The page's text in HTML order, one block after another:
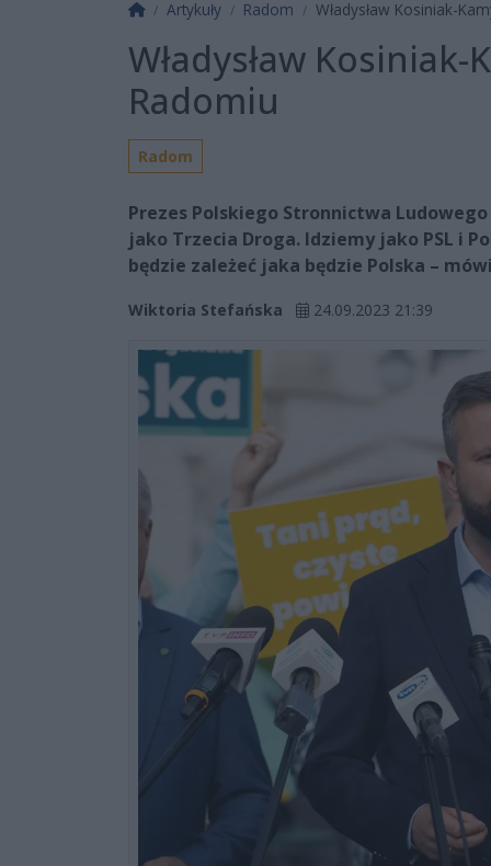
Strona główna
Artykuły Radom Władysław Kosiniak-
Władysław
Radomiu
Radom
Prezes Polskiego Stronnictwa
jako Trzecia Droga. Idziemy jako PSL i
będzie zależeć jaka będzie Polska –
Wiktoria Stefańska 24.09.2023 21:39